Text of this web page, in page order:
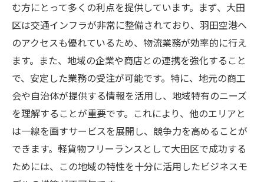
む方にとって多くの利点を提供しています。まず、大田
区は交通インフラが非常に整備されており、羽田空港へ
のアクセスも優れているため、物流業務が効率的に行え
ます。また、地域の企業や商店との連携を強化すること
で、安定した業務の受注が可能です。特に、地元の商工
会や自治体が提供する情報を活用し、地域特有のニーズ
を理解することが重要です。これにより、他のエリアと
は一線を画すサービスを展開し、競争力を高めることが
できます。軽貨物フリーランスとして大田区で成功する
ためには、この地域の特性を十分に活用したビジネスモ